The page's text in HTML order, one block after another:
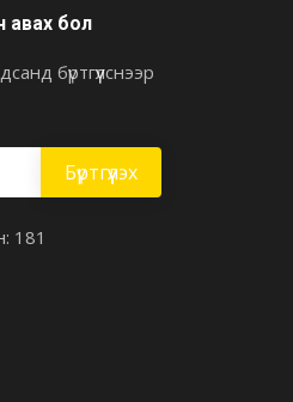
авах бол
бүртгүүлснээр
181